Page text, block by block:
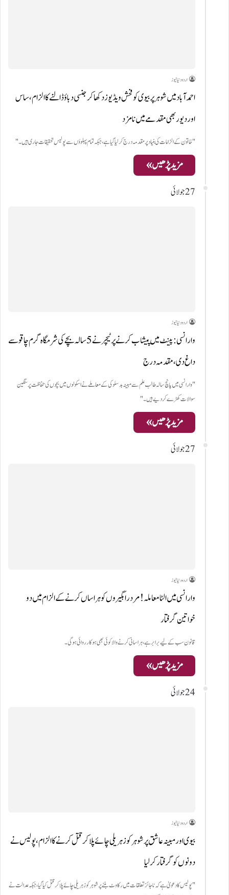
اردو دنیا نیوز
احمد آباد میں شوہر پر بیوی کو فحش ویڈیوز دکھا کر جنسی دباؤ ڈالنے کا الزام، ساس
اور دیور بھی مقدمے میں نامزد
"خاتون کے الزامات کی بنیاد پر مقدمہ درج کر لیا گیا ہے، جبکہ تمام پہلوؤں سے پولیس تحقیقات جاری ہیں۔"
مزید پڑھیں »
27 جولائی
اردو دنیا نیوز
وارانسی: پینٹ میں پیشاب کرنے پر ٹیچر نے 5 سالہ بچے کی شرمگاہ گرم چاقو سے
داغ دی، مقدمہ درج
"وارانسی میں پانچ سالہ طالب علم سے مبینہ بدسلوکی کے معاملے نے اسکولوں میں بچوں کی حفاظت پر سنگین
سوالات کھڑے کر دیے ہیں۔"
مزید پڑھیں »
27 جولائی
اردو دنیا نیوز
وارانسی میں الٹا معاملہ! مرد راہگیروں کو ہراساں کرنے کے الزام میں دو
خواتین گرفتار
قانون سب کے لیے برابر ہے، ہراسانی کرنے والا کوئی بھی ہو کارروائی ہوگی۔
مزید پڑھیں »
24 جولائی
اردو دنیا نیوز
بیوی اور مبینہ عاشق پر شوہر کو زہریلی چائے پلا کر قتل کرنے کا الزام، پولیس نے
دونوں کو گرفتار کر لیا
"پولیس کا دعویٰ ہے کہ ناجائز تعلقات میں رکاوٹ بننے پر شوہر کو زہریلی چائے پلا کر قتل کیا گیا، جبکہ عدالت نے